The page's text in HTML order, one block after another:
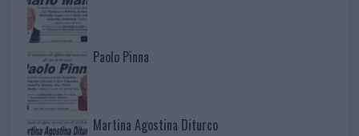
Paolo Pinna
Martina Agostina Diturco